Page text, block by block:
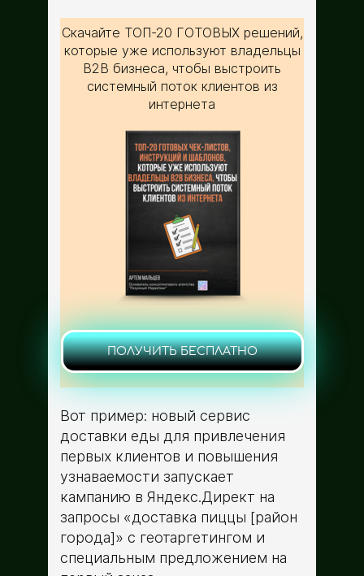
Скачайте ТОП-20 ГОТОВЫХ решений,
которые уже используют владельцы
B2B бизнеса, чтобы выстроить
системный поток клиентов из
интернета
ПОЛУЧИТЬ БЕСПЛАТНО
Вот пример: новый сервис
доставки еды для привлечения
первых клиентов и повышения
узнаваемости запускает
кампанию в Яндекс.Директ на
запросы «доставка пиццы [район
города]» с геотаргетингом и
специальным предложением на